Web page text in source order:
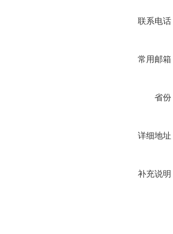
联系电话
常用邮箱
省份
详细地址
补充说明